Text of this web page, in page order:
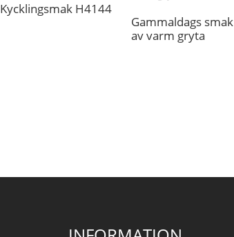
Kycklingsmak H4144
Gammaldags smak
av varm gryta